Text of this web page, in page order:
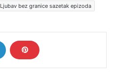
Ljubav bez granice sazetak epizoda